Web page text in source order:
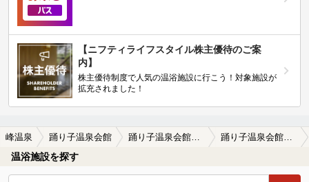
【ニフティライフスタイル株主優待のご案
内】
株主優待制度で人気の温浴施設に行こう！対象施設が
拡充されました！
峰温泉 踊り子温泉会館 踊り子温泉会館の口コミ一覧 踊り子温泉会館の口コミ ちょっと高いかな
温浴施設を探す